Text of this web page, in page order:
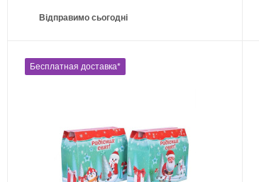
Відправимо сьогодні
Бесплатная доставка*